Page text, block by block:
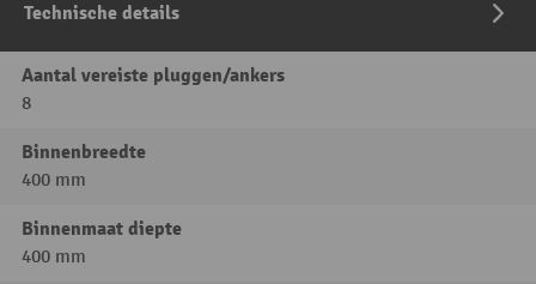
Technische details
Aantal vereiste pluggen/ankers
8
Binnenbreedte
400 mm
Binnenmaat diepte
400 mm